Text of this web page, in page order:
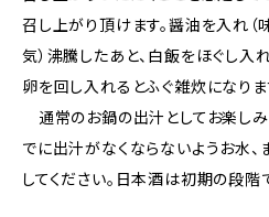
召し上がり頂けます。醤油を入れ
気）沸騰したあと、白飯をほぐし入
卵を回し入れるとふぐ雑炊になりま
通常のお鍋の出汁としてお楽し
でに出汁がなくならないようお水
してください。日本酒は初期の段階